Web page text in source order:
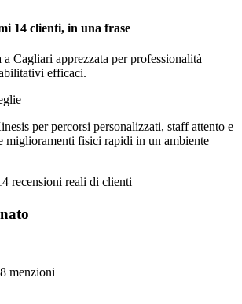
14 clienti, in una frase
Cagliari apprezzata per professionalità
efficaci.
per percorsi personalizzati, staff attento e
miglioramenti fisici rapidi in un ambiente
recensioni reali di clienti
8 menzioni